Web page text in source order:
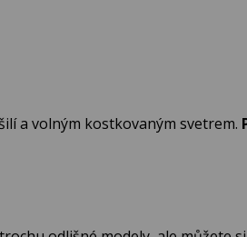
a volným kostkovaným svetrem.